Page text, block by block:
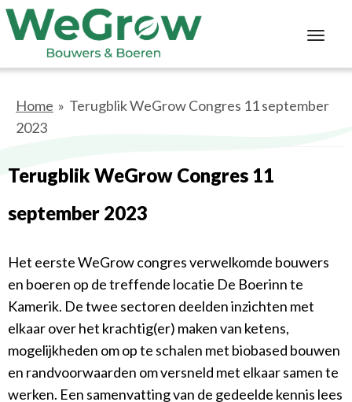
Home » Terugblik WeGrow Congres 11 september
2023
Terugblik WeGrow Congres 11
september 2023
Het eerste WeGrow congres verwelkomde bouwers
en boeren op de treffende locatie De Boerinn te
Kamerik. De twee sectoren deelden inzichten met
elkaar over het krachtig(er) maken van ketens,
mogelijkheden om op te schalen met biobased bouwen
en randvoorwaarden om versneld met elkaar samen te
werken. Een samenvatting van de gedeelde kennis lees